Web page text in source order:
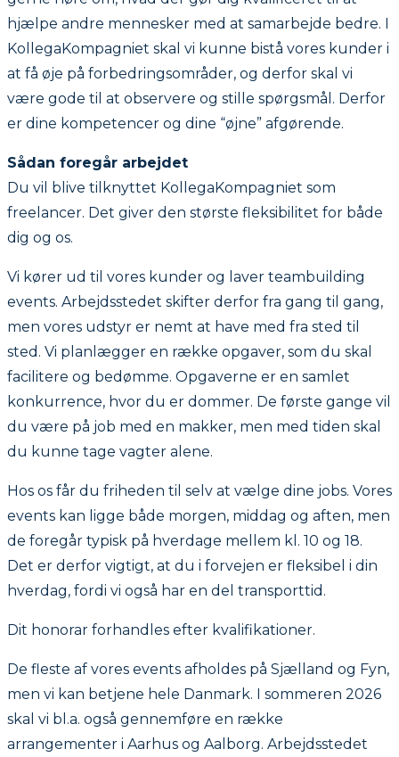
hjælpe andre mennesker med at samarbejde bedre. I
KollegaKompagniet skal vi kunne bistå vores kunder i
at få øje på forbedringsområder, og derfor skal vi
være gode til at observere og stille spørgsmål. Derfor
er dine kompetencer og dine “øjne” afgørende.
Sådan foregår arbejdet
Du vil blive tilknyttet KollegaKompagniet som
freelancer. Det giver den største fleksibilitet for både
dig og os.
Vi kører ud til vores kunder og laver teambuilding
events. Arbejdsstedet skifter derfor fra gang til gang,
men vores udstyr er nemt at have med fra sted til
sted. Vi planlægger en række opgaver, som du skal
facilitere og bedømme. Opgaverne er en samlet
konkurrence, hvor du er dommer. De første gange vil
du være på job med en makker, men med tiden skal
du kunne tage vagter alene.
Hos os får du friheden til selv at vælge dine jobs. Vores
events kan ligge både morgen, middag og aften, men
de foregår typisk på hverdage mellem kl. 10 og 18.
Det er derfor vigtigt, at du i forvejen er fleksibel i din
hverdag, fordi vi også har en del transporttid.
Dit honorar forhandles efter kvalifikationer.
De fleste af vores events afholdes på Sjælland og Fyn,
men vi kan betjene hele Danmark. I sommeren 2026
skal vi bl.a. også gennemføre en række
arrangementer i Aarhus og Aalborg. Arbejdsstedet